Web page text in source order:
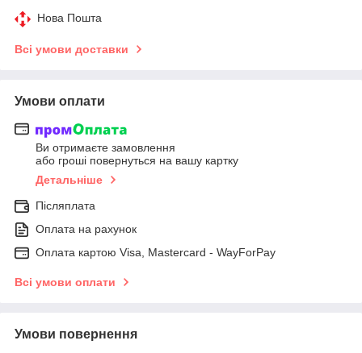
Нова Пошта
Всі умови доставки
Умови оплати
Ви отримаєте замовлення
або гроші повернуться на вашу картку
Детальніше
Післяплата
Оплата на рахунок
Оплата картою Visa, Mastercard - WayForPay
Всі умови оплати
Умови повернення